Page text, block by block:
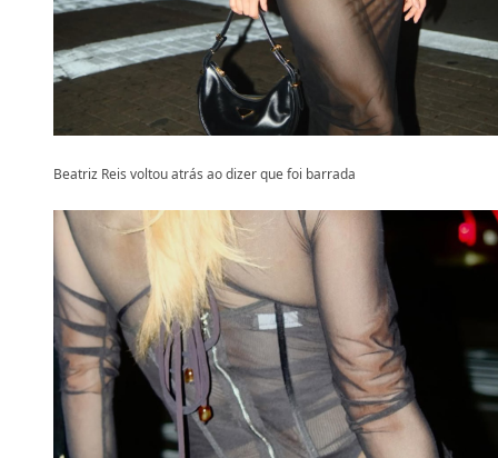
Beatriz Reis voltou atrás ao dizer que foi barrada